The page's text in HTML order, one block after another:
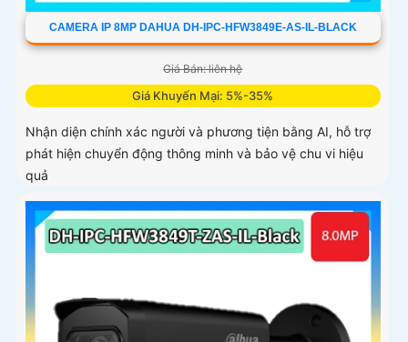
CAMERA IP 8MP DAHUA DH-IPC-HFW3849E-AS-IL-BLACK
Giá Bán: liên hệ
Giá Khuyến Mại: 5%-35%
Nhận diện chính xác người và phương tiện bằng AI, hỗ trợ
phát hiện chuyển động thông minh và bảo vệ chu vi hiệu
quả